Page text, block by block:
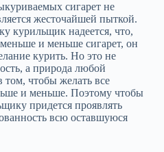
сигарет не
жесточайшей пыткой.
курильщик надеется, что,
и меньше сигарет, он
курить. Но это не
а природа любой
том, чтобы желать все
и меньше. Поэтому чтобы
придется проявлять
всю оставшуюся